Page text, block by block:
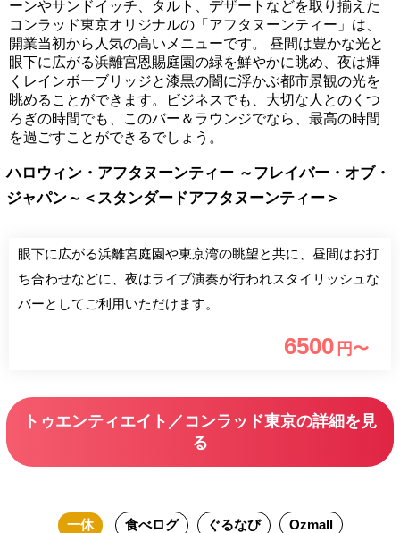
ーンやサンドイッチ、タルト、デザートなどを取り揃えた
コンラッド東京オリジナルの「アフタヌーンティー」は、
開業当初から人気の高いメニューです。 昼間は豊かな光と
眼下に広がる浜離宮恩賜庭園の緑を鮮やかに眺め、夜は輝
くレインボーブリッジと漆黒の闇に浮かぶ都市景観の光を
眺めることができます。ビジネスでも、大切な人とのくつ
ろぎの時間でも、このバー＆ラウンジでなら、最高の時間
を過ごすことができるでしょう。
ハロウィン・アフタヌーンティー ～フレイバー・オブ・
ジャパン～＜スタンダードアフタヌーンティー＞
眼下に広がる浜離宮庭園や東京湾の眺望と共に、昼間はお打
ち合わせなどに、夜はライブ演奏が行われスタイリッシュな
バーとしてご利用いただけます。
6500 円〜
トゥエンティエイト／コンラッド東京の詳細を見
る
一休 食べログ ぐるなび Ozmall